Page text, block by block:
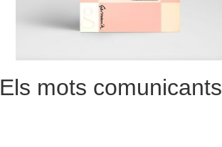
Els mots comunicants